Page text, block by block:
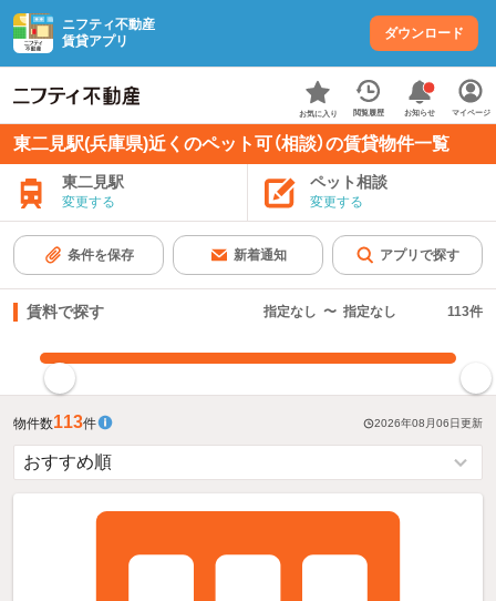
ニフティ不動産
賃貸アプリ
ダウンロード
お気に入り 閲覧履歴 お知らせ マイページ
東二見駅(兵庫県)近くのペット可（相談）の賃貸物件一覧
東二見駅
変更する
ペット相談
変更する
条件を保存 新着通知 アプリで探す
賃料で探す 指定なし 〜 指定なし 113件
物件数113件 2026年08月06日更新